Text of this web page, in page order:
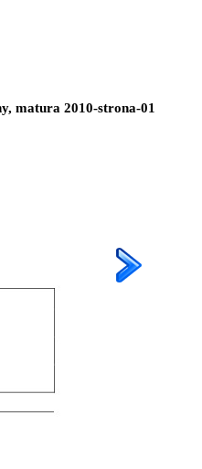
matura 2010-strona-01